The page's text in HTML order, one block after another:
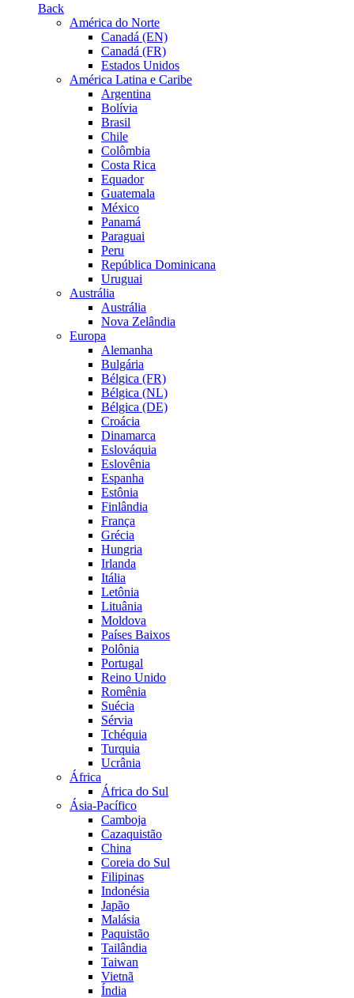
Back
América do Norte
Canadá (EN)
Canadá (FR)
Estados Unidos
América Latina e Caribe
Argentina
Bolívia
Brasil
Chile
Colômbia
Costa Rica
Equador
Guatemala
México
Panamá
Paraguai
Peru
República Dominicana
Uruguai
Austrália
Austrália
Nova Zelândia
Europa
Alemanha
Bulgária
Bélgica (FR)
Bélgica (NL)
Bélgica (DE)
Croácia
Dinamarca
Eslováquia
Eslovênia
Espanha
Estônia
Finlândia
França
Grécia
Hungria
Irlanda
Itália
Letônia
Lituânia
Moldova
Países Baixos
Polônia
Portugal
Reino Unido
Romênia
Suécia
Sérvia
Tchéquia
Turquia
Ucrânia
África
África do Sul
Ásia-Pacífico
Camboja
Cazaquistão
China
Coreia do Sul
Filipinas
Indonésia
Japão
Malásia
Paquistão
Tailândia
Taiwan
Vietnã
Índia